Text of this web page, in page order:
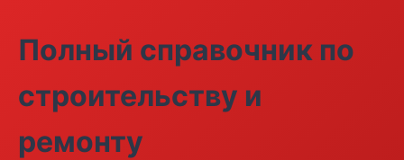
Полный справочник по
строительству и
ремонту